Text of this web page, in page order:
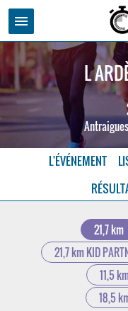
menu
L
L'ÉVÉNEMENT
21,7 km
21,7 km KID
11,5
18,5